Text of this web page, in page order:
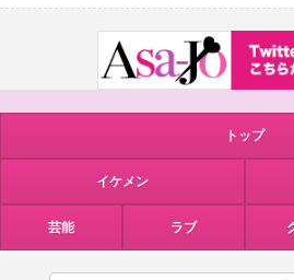
トップ
イケメン
芸能 ラブ